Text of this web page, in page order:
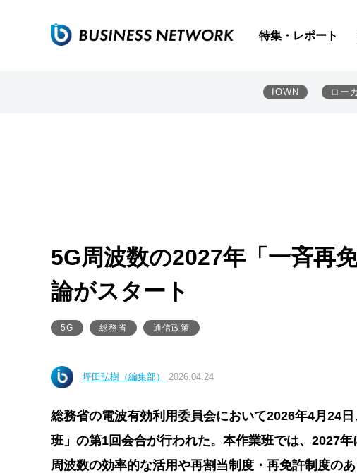
特集・レポート
IOWN ロー
5G周波数の2027年「一斉再
論がスタート
5G 総務省 通信政策
坪田弘樹（編集部） 2026.04.24
総務省の電波有効利用委員会において2026年4月24
班」の第1回会合が行われた。本作業班では、2027
周波数の効率的な活用や再割当制度・再免許制度の